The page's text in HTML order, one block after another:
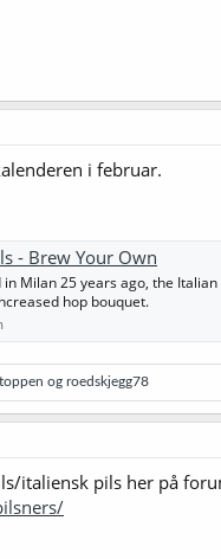
i februar.
- Brew Your Own
in Milan 25 years ago, the
hop bouquet.
og roedskjegg78
italiensk pils her på